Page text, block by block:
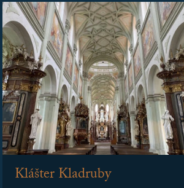
Klášter Kladruby